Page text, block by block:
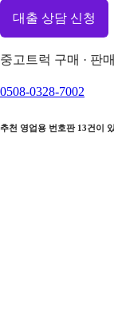
대출 상담 신청
중고트럭 구매 · 판
0508-0328-7002
추천 영업용 번호판 13건이